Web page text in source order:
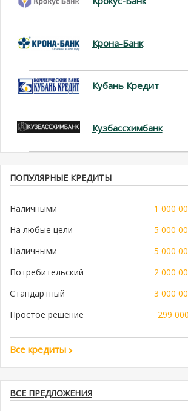
Крона-Банк
Кубань Кредит
Кузбассхимбанк
ПОПУЛЯРНЫЕ КРЕДИТЫ
Наличными 1 000
На любые цели
5 000
Наличными
5 000
Потребительский
2 000
Стандартный
3 000
Простое решение
299 000
Все кредиты
ВСЕ ПРЕДЛОЖЕНИЯ